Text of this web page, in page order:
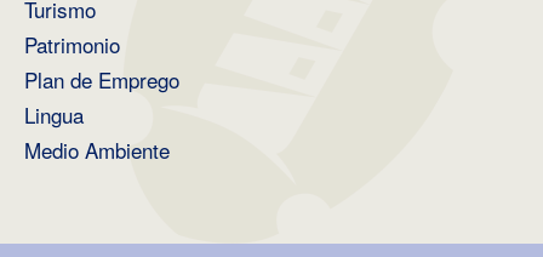
Turismo
Patrimonio
Plan de Emprego
Lingua
Medio Ambiente